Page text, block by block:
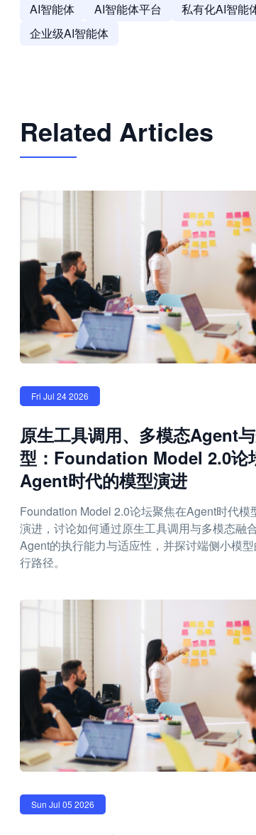
AI智能体
AI智能体平台
私有化AI智能
企业级AI智能体
Related Articles
Fri Jul 24 2026
原生工具调用、多模态Agent
型：Foundation Model 2.0论
Agent时代的模型演进
Foundation Model 2.0论坛聚焦在Agent时代模
演进，讨论如何通过原生工具调用与多模态融
Agent的执行能力与适应性，并探讨端侧小模
行路径。
Sun Jul 05 2026